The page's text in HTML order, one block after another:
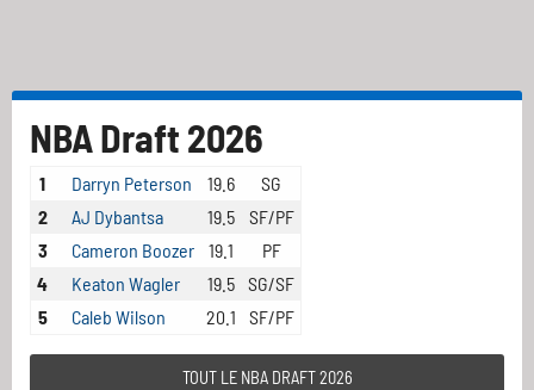
NBA Draft 2026
1 Darryn Peterson 19.6
SG
2
AJ Dybantsa 19.5
SF/PF
3
Cameron Boozer 19.1
PF
4
Keaton Wagler 19.5 SG/SF
5
Caleb Wilson 20.1 SF/PF
TOUT LE NBA DRAFT 2026